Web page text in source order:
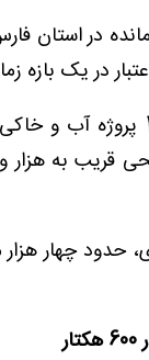
در استان
در یک بازه
دهقان پور؛ از اجرای
حدود چهار